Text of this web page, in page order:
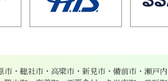
・総社市・高梁市・新見市・備前市・瀬戸